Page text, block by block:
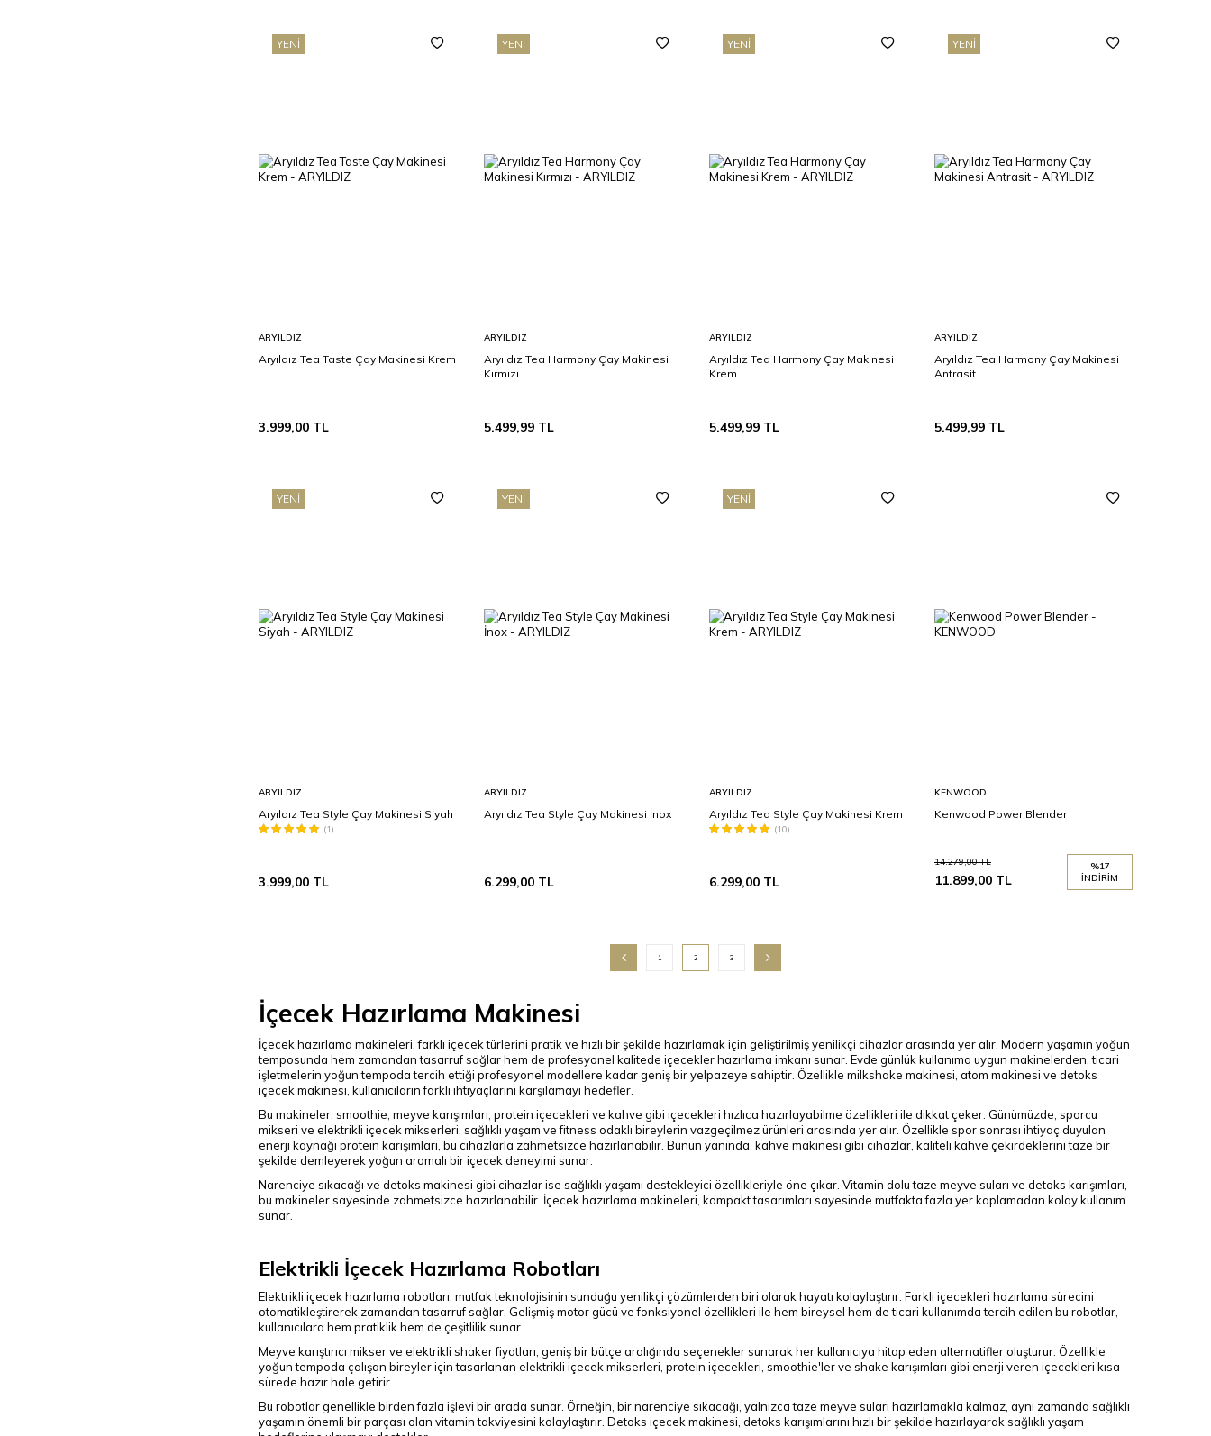
YENI
ARYILDIZ
Aryıldız Tea Taste Çay Makinesi Krem
3.999,00 TL
YENI
ARYILDIZ
Aryıldız Tea Harmony Çay Makinesi
Kırmızı
5.499,99 TL
YENI
ARYILDIZ
Aryıldız Tea Harmony Çay Makinesi
Krem
5.499,99 TL
YENI
ARYILDIZ
Aryıldız Tea Harmony Çay Makinesi
Antrasit
5.499,99 TL
YENI
ARYILDIZ
Aryıldız Tea Style Çay Makinesi Siyah
(1)
3.999,00 TL
YENI
ARYILDIZ
Aryıldız Tea Style Çay Makinesi İnox
6.299,00 TL
YENI
ARYILDIZ
Aryıldız Tea Style Çay Makinesi Krem
(10)
6.299,00 TL
Ekle
KENWOOD
Kenwood Power Blender
14.279,00TL
11.899,00 TL
%17
İNDIRIM
1 2 3
İçecek Hazırlama Makinesi
İçecek hazırlama makineleri, farklı içecek türlerini pratik ve hızlı bir şekilde hazırlamak için geliştirilmiş yenilikçi cihazlar arasında yer alır. Modern yaşamın yoğun
temposunda hem zamandan tasarruf sağlar hem de profesyonel kalitede içecekler hazırlama imkanı sunar. Evde günlük kullanıma uygun makinelerden, ticari
işletmelerin yoğun tempoda tercih ettiği profesyonel modellere kadar geniş bir yelpazeye sahiptir. Özellikle milkshake makinesi, atom makinesi ve detoks
içecek makinesi, kullanıcıların farklı ihtiyaçlarını karşılamayı hedefler.
Bu makineler, smoothie, meyve karışımları, protein içecekleri ve kahve gibi içecekleri hızlıca hazırlayabilme özellikleri ile dikkat çeker. Günümüzde, sporcu
mikseri ve elektrikli içecek mikserleri, sağlıklı yaşam ve fitness odaklı bireylerin vazgeçilmez ürünleri arasında yer alır. Özellikle spor sonrası ihtiyaç duyulan
enerji kaynağı protein karışımları, bu cihazlarla zahmetsizce hazırlanabilir. Bunun yanında, kahve makinesi gibi cihazlar, kaliteli kahve çekirdeklerini taze bir
şekilde demleyerek yoğun aromalı bir içecek deneyimi sunar.
Narenciye sıkacağı ve detoks makinesi gibi cihazlar ise sağlıklı yaşamı destekleyici özellikleriyle öne çıkar. Vitamin dolu taze meyve suları ve detoks karışımları,
bu makineler sayesinde zahmetsizce hazırlanabilir. İçecek hazırlama makineleri, kompakt tasarımları sayesinde mutfakta fazla yer kaplamadan kolay kullanım
sunar.
Elektrikli İçecek Hazırlama Robotları
Elektrikli içecek hazırlama robotları, mutfak teknolojisinin sunduğu yenilikçi çözümlerden biri olarak hayatı kolaylaştırır. Farklı içecekleri hazırlama sürecini
otomatikleştirerek zamandan tasarruf sağlar. Gelişmiş motor gücü ve fonksiyonel özellikleri ile hem bireysel hem de ticari kullanımda tercih edilen bu robotlar,
kullanıcılara hem pratiklik hem de çeşitlilik sunar.
Meyve karıştırıcı mikser ve elektrikli shaker fiyatları, geniş bir bütçe aralığında seçenekler sunarak her kullanıcıya hitap eden alternatifler oluşturur. Özellikle
yoğun tempoda çalışan bireyler için tasarlanan elektrikli içecek mikserleri, protein içecekleri, smoothie'ler ve shake karışımları gibi enerji veren içecekleri kısa
sürede hazır hale getirir.
Bu robotlar genellikle birden fazla işlevi bir arada sunar. Örneğin, bir narenciye sıkacağı, yalnızca taze meyve suları hazırlamakla kalmaz, aynı zamanda sağlıklı
yaşamın önemli bir parçası olan vitamin takviyesini kolaylaştırır. Detoks içecek makinesi, detoks karışımlarını hızlı bir şekilde hazırlayarak sağlıklı yaşam